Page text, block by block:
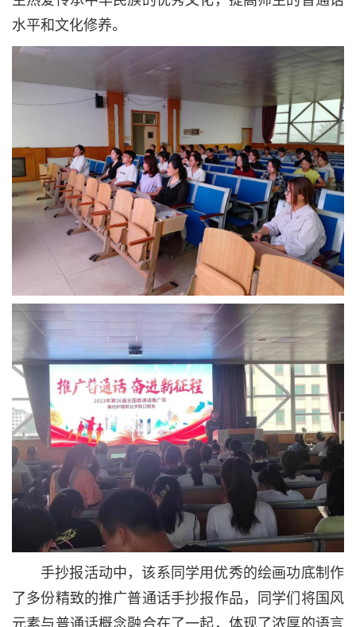
水平和文化修养。
手抄报活动中，该系同学用优秀的绘画功底制作
了多份精致的推广普通话手抄报作品，同学们将国风
元素与普通话概念融合在了一起，体现了浓厚的语言